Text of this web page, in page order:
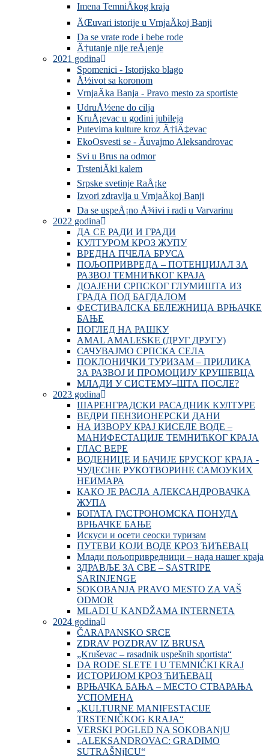
Imena TemniÄkog kraja
ÄŒuvari istorije u VrnjaÄkoj Banji
Da se vrate rode i bebe rode
Ä†utanje nije reÅ¡enje
2021 godina
Spomenici - Istorijsko blago
Å½ivot sa koronom
VrnjaÄka Banja - Pravo mesto za sportiste
UdruÅ½ene do cilja
KruÅ¡evac u godini jubileja
Putevima kulture kroz Ä†iÄ‡evac
EkoOsvesti se - Äuvajmo Aleksandrovac
Svi u Brus na odmor
TrsteniÄki kalem
Srpske svetinje RaÅ¡ke
Izvori zdravlja u VrnjaÄkoj Banji
Da se uspeÅ¡no Å¾ivi i radi u Varvarinu
2022 godina
ДА СЕ РАДИ И ГРАДИ
КУЛТУРОМ КРОЗ ЖУПУ
ВРЕДНА ПЧЕЛА БРУСА
ПОЉОПРИВРЕДА – ПОТЕНЦИЈАЛ ЗА
РАЗВОЈ ТЕМНИЋКОГ КРАЈА
ДОАЈЕНИ СРПСКОГ ГЛУМИШТА ИЗ
ГРАДА ПОД БАГДАЛОМ
ФЕСТИВАЛСКА БЕЛЕЖНИЦА ВРЊАЧКЕ
БАЊЕ
ПОГЛЕД НА РАШКУ
AMAL AMALESKE (ДРУГ ДРУГУ)
САЧУВАЈМО СРПСКА СЕЛА
ПОКЛОНИЧКИ ТУРИЗАМ – ПРИЛИКА
ЗА РАЗВОЈ И ПРОМОЦИЈУ КРУШЕВЦА
МЛАДИ У СИСТЕМУ–ШТА ПОСЛЕ?
2023 godina
ШАРЕНГРАДСКИ РАСАДНИК КУЛТУРЕ
ВЕДРИ ПЕНЗИОНЕРСКИ ДАНИ
НА ИЗВОРУ КРАЈ КИСЕЛЕ ВОДЕ –
МАНИФЕСТАЦИЈЕ ТЕМНИЋКОГ КРАЈА
ГЛАС ВЕРЕ
ВОДЕНИЦЕ И БАЧИЈЕ БРУСКОГ КРАЈА -
ЧУДЕСНЕ РУКОТВОРИНЕ САМОУКИХ
НЕИМАРА
КАКО ЈЕ РАСЛА АЛЕКСАНДРОВАЧКА
ЖУПА
БОГАТА ГАСТРОНОМСКА ПОНУДА
ВРЊАЧКЕ БАЊЕ
Искуси и осети сеоски туризам
ПУТЕВИ КОЈИ ВОДЕ КРОЗ ЋИЋЕВАЦ
Млади пољопривредници – нада нашег краја
ЗДРАВЉЕ ЗА СВЕ – SASTRIPE
SARINJENGE
SOKOBANJA PRAVO MESTO ZA VAŠ
ODMOR
MLADI U KANDŽAMA INTERNETA
2024 godina
ČARAPANSKO SRCE
ZDRAV POZDRAV IZ BRUSA
„Kruševac – rasadnik uspešnih sportista“
DA RODE SLETE I U TEMNIĆKI KRAJ
ИСТОРИЈОМ КРОЗ ЋИЋЕВАЦ
ВРЊАЧКА БАЊА – МЕСТО СТВАРАЊА
УСПОМЕНА
„KULTURNE MANIFESTACIJE
TRSTENIČKOG KRAJA“
VERSKI POGLED NA SOKOBANjU
„ALEKSANDROVAC: GRADIMO
SUTRAŠNjICU“